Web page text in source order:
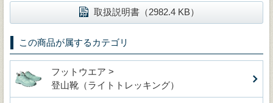
取扱説明書（2982.4 KB）
この商品が属するカテゴリ
フットウエア >
登山靴（ライトトレッキング）